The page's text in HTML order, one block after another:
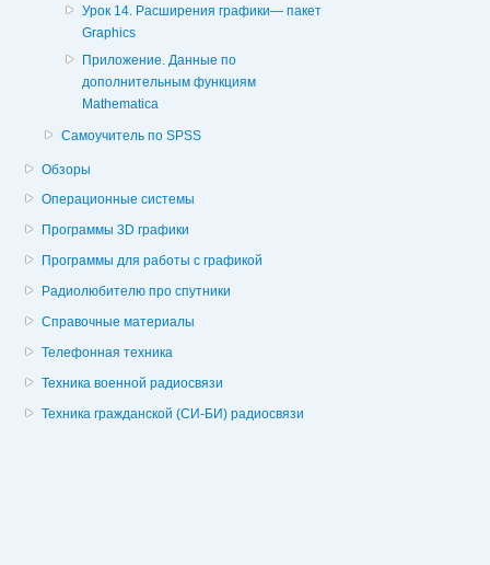
Урок 14. Расширения графики— пакет
Graphics
Приложение. Данные по
дополнительным функциям
Mathematica
Самоучитель по SPSS
Обзоры
Операционные системы
Программы 3D графики
Программы для работы с графикой
Радиолюбителю про спутники
Справочные материалы
Телефонная техника
Техника военной радиосвязи
Техника гражданской (СИ-БИ) радиосвязи